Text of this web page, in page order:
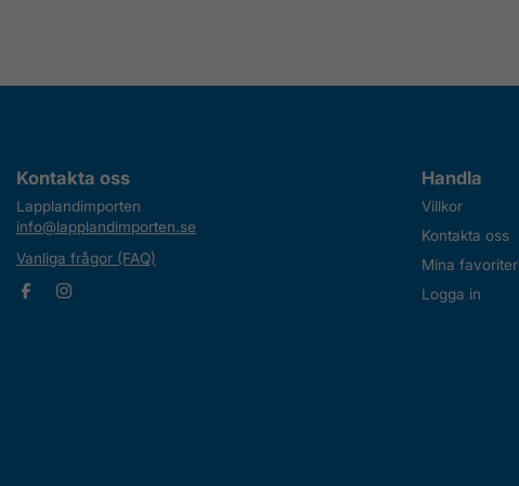
Kontakta oss
Lapplandimporten
info@lapplandimporten.se
Vanliga frågor (FAQ)
Handla
Villkor
Kontakta oss
Mina favoriter
Logga in